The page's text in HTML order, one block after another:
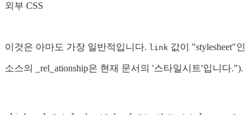
외부 CSS
이것은 아마도 가장 일반적입니다. link 값이 "stylesheet"인
소스의 _rel_ationship은 현재 문서의 '스타일시트'입니다.").